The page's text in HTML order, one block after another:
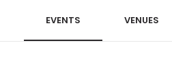
EVENTS VENUES